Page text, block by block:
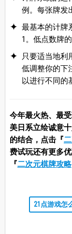
例。每张牌发
最基本的计牌
1。低点数牌
只要适当地利
低调整你的下
以进行不同的
今年最火热、最
美日系立绘诚意
的结合，点击『
费试玩还有更多
『二次元棋牌攻略
21点游戏怎